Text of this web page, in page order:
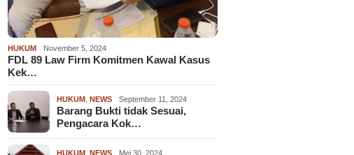
HUKUM November 5, 2024
FDL 89 Law Firm Komitmen Kawal Kasus
Kek…
HUKUM ,NEWS September 11, 2024
Barang Bukti tidak Sesuai,
Pengacara Kok…
HUKUM ,NEWS Mei 30, 2024